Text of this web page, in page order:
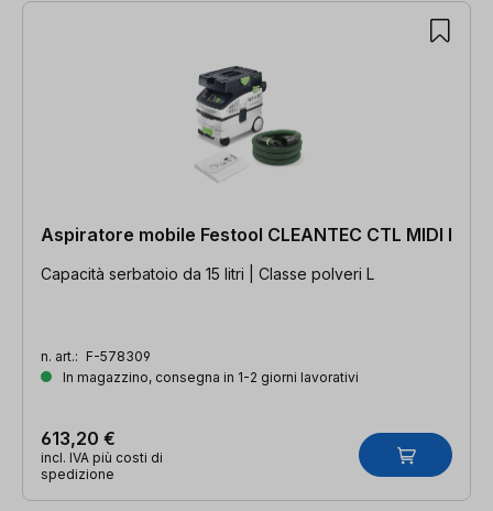
Aspiratore mobile Festool CLEANTEC CTL MIDI I
Capacità serbatoio da 15 litri | Classe polveri L
n. art.: F-578309
In magazzino, consegna in 1-2 giorni lavorativi
613,20 €
incl. IVA più costi di
spedizione